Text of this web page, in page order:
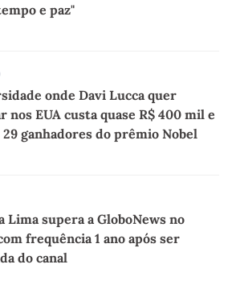
e paz"
onde Davi Lucca quer
nos EUA custa quase R$ 400 mil e
ganhadores do prêmio Nobel
Lima supera a GloboNews no
frequência 1 ano após ser
do canal